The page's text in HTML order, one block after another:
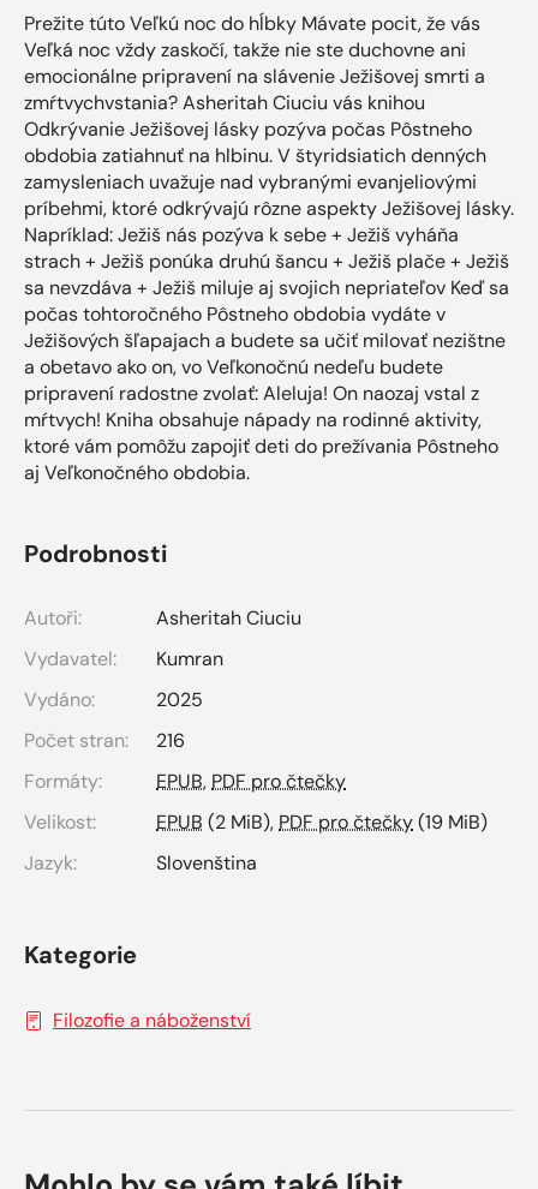
Prežite túto Veľkú noc do hĺbky Mávate pocit, že vás
Veľká noc vždy zaskočí, takže nie ste duchovne ani
emocionálne pripravení na slávenie Ježišovej smrti a
zmŕtvychvstania? Asheritah Ciuciu vás knihou
Odkrývanie Ježišovej lásky pozýva počas Pôstneho
obdobia zatiahnuť na hlbinu. V štyridsiatich denných
zamysleniach uvažuje nad vybranými evanjeliovými
príbehmi, ktoré odkrývajú rôzne aspekty Ježišovej lásky.
Napríklad: Ježiš nás pozýva k sebe + Ježiš vyháňa
strach + Ježiš ponúka druhú šancu + Ježiš plače + Ježiš
sa nevzdáva + Ježiš miluje aj svojich nepriateľov Keď sa
počas tohtoročného Pôstneho obdobia vydáte v
Ježišových šľapajach a budete sa učiť milovať nezištne
a obetavo ako on, vo Veľkonočnú nedeľu budete
pripravení radostne zvolať: Aleluja! On naozaj vstal z
mŕtvych! Kniha obsahuje nápady na rodinné aktivity,
ktoré vám pomôžu zapojiť deti do prežívania Pôstneho
aj Veľkonočného obdobia.
Podrobnosti
Autoři:
Asheritah Ciuciu
Vydavatel:
Kumran
Vydáno:
2025
Počet stran:
216
Formáty:
EPUB, PDF pro čtečky
Velikost:
EPUB (2 MiB), PDF pro čtečky(19 MiB)
Jazyk:
Slovenština
Kategorie
Filozofie a náboženství